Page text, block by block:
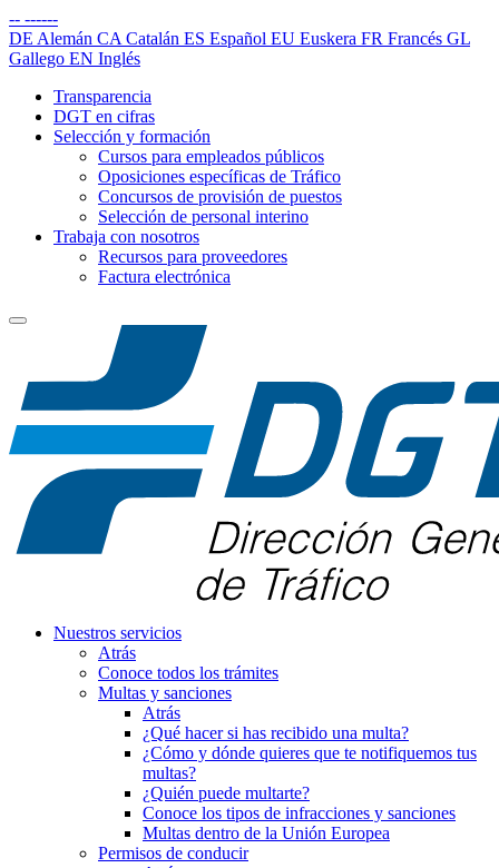
-- ------
DE Alemán CA Catalán ES Español EU Euskera FR Francés GL
Gallego EN Inglés
Transparencia
DGT en cifras
Selección y formación
Cursos para empleados públicos
Oposiciones específicas de Tráfico
Concursos de provisión de puestos
Selección de personal interino
Trabaja con nosotros
Recursos para proveedores
Factura electrónica
Nuestros servicios
Atrás
Conoce todos los trámites
Multas y sanciones
Atrás
¿Qué hacer si has recibido una multa?
¿Cómo y dónde quieres que te notifiquemos tus
multas?
¿Quién puede multarte?
Conoce los tipos de infracciones y sanciones
Multas dentro de la Unión Europea
Permisos de conducir